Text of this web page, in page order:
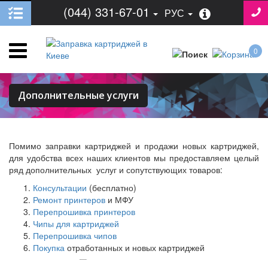
(044) 331-67-01 РУС
0
Дополнительные услуги
Помимо заправки картриджей и продажи новых картриджей,
для удобства всех наших клиентов мы предоставляем целый
ряд дополнительных услуг и сопутствующих товаров:
Консультации (бесплатно)
Ремонт принтеров и МФУ
Перепрошивка принтеров
Чипы для картриджей
Перепрошивка чипов
Покупка отработанных и новых картриджей